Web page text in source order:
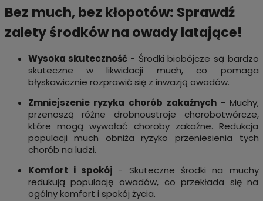
Bez much, bez kłopotów: Sprawdź
zalety środków na owady latające!
Wysoka skuteczność - Środki biobójcze są bardzo
skuteczne w likwidacji much, co pomaga
błyskawicznie rozprawić się z inwazją owadów.
Zmniejszenie ryzyka chorób zakaźnych - Muchy,
przenoszą różne drobnoustroje chorobotwórcze,
które mogą wywołać choroby zakaźne. Redukcja
populacji much obniża ryzyko przeniesienia tych
chorób na ludzi.
Komfort i spokój - Skuteczne środki na muchy
redukują populację owadów, co przekłada się na
ogólny komfort i spokój życia.